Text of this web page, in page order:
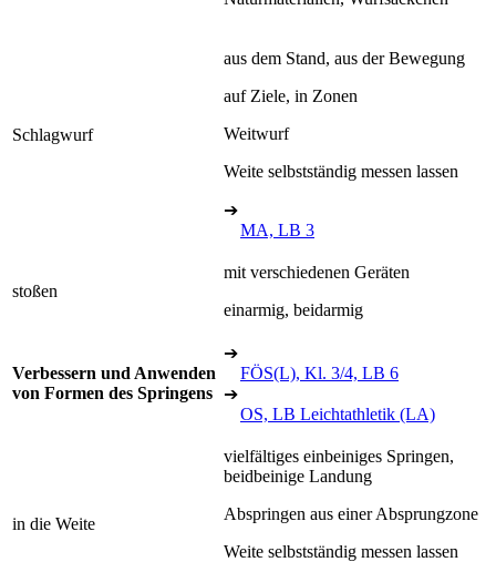
Schlagwurf
aus dem Stand, aus der Bewegung
auf Ziele, in Zonen
Weitwurf
Weite selbstständig messen lassen
➔
MA, LB 3
stoßen
mit verschiedenen Geräten
einarmig, beidarmig
Verbessern und Anwenden
von Formen des Springens
➔
FÖS(L), Kl. 3/4, LB 6
➔
OS, LB Leichtathletik (LA)
in die Weite
vielfältiges einbeiniges Springen,
beidbeinige Landung
Abspringen aus einer Absprungzone
Weite selbstständig messen lassen